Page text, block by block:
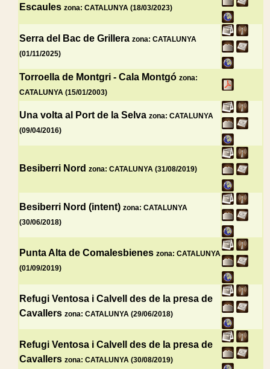
Escaules zona: CATALUNYA (18/03/2023)
Serra del Bac de Grillera zona: CATALUNYA
(01/11/2025)
Torroella de Montgri - Cala Montgó zona:
CATALUNYA (15/01/2003)
Una volta al Port de la Selva zona: CATALUNYA
(09/04/2016)
Besiberri Nord zona: CATALUNYA (31/08/2019)
Besiberri Nord (intent) zona: CATALUNYA
(30/06/2018)
Punta Alta de Comalesbienes zona: CATALUNYA
(01/09/2019)
Refugi Ventosa i Calvell des de la presa de
Cavallers zona: CATALUNYA (29/06/2018)
Refugi Ventosa i Calvell des de la presa de
Cavallers zona: CATALUNYA (30/08/2019)